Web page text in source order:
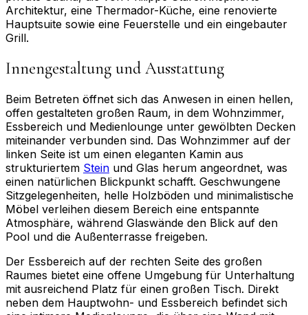
Architektur, eine Thermador-Küche, eine renovierte
Hauptsuite sowie eine Feuerstelle und ein eingebauter
Grill.
Innengestaltung und Ausstattung
Beim Betreten öffnet sich das Anwesen in einen hellen,
offen gestalteten großen Raum, in dem Wohnzimmer,
Essbereich und Medienlounge unter gewölbten Decken
miteinander verbunden sind. Das Wohnzimmer auf der
linken Seite ist um einen eleganten Kamin aus
strukturiertem Stein und Glas herum angeordnet, was
einen natürlichen Blickpunkt schafft. Geschwungene
Sitzgelegenheiten, helle Holzböden und minimalistische
Möbel verleihen diesem Bereich eine entspannte
Atmosphäre, während Glaswände den Blick auf den
Pool und die Außenterrasse freigeben.
Der Essbereich auf der rechten Seite des großen
Raumes bietet eine offene Umgebung für Unterhaltung
mit ausreichend Platz für einen großen Tisch. Direkt
neben dem Hauptwohn- und Essbereich befindet sich